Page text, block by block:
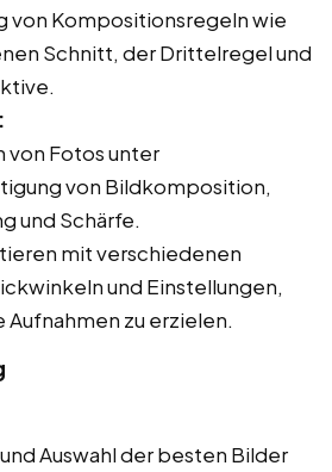
von Kompositionsregeln wie
Schnitt, der Drittelregel und
von Fotos unter
von Bildkomposition,
und Schärfe.
mit verschiedenen
und Einstellungen,
Aufnahmen zu erzielen.
Auswahl der besten Bilder